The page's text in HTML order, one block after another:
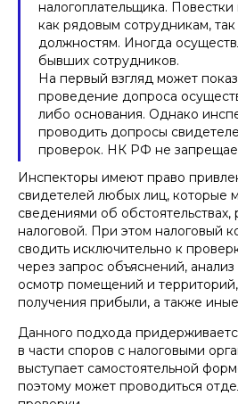
налогоплательщика. Повестки
как рядовым сотрудникам,
должностям. Иногда
бывших сотрудников.
На первый взгляд может
проведение допроса
либо основания. Однако
проводить допросы
проверок. НК РФ не
Инспекторы имеют право
свидетелей любых лиц, которые
сведениями об обстоятельствах,
налоговой. При этом налоговый
сводить исключительно к
через запрос объяснений,
осмотр помещений и
получения прибыли, а также
Данного подхода
в части споров с налоговыми
выступает самостоятельной
поэтому может проводиться